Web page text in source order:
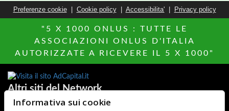
Preferenze cookie| Cookie policy| Accessibilita'| Privacy policy
"5 X 1000 ONLUS : TUTTE LE
ASSOCIAZIONI ONLUS D'ITALIA
AUTORIZZATE A RICEVERE IL 5 X 1000"
Altri siti del Network
Hotels Italia
Informativa sui cookie